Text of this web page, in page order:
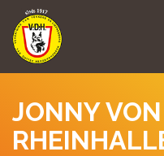
JONNY